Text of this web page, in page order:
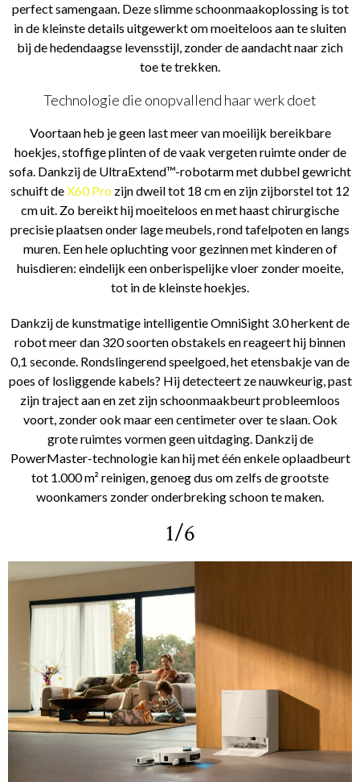
perfect samengaan. Deze slimme schoonmaakoplossing is tot
in de kleinste details uitgewerkt om moeiteloos aan te sluiten
bij de hedendaagse levensstijl, zonder de aandacht naar zich
toe te trekken.
Technologie die onopvallend haar werk doet
Voortaan heb je geen last meer van moeilijk bereikbare
hoekjes, stoffige plinten of de vaak vergeten ruimte onder de
sofa. Dankzij de UltraExtend™-robotarm met dubbel gewricht
schuift deX60 Pro zijn dweil tot 18 cm en zijn zijborstel tot 12
cm uit. Zo bereikt hij moeiteloos en met haast chirurgische
precisie plaatsen onder lage meubels, rond tafelpoten en langs
muren. Een hele opluchting voor gezinnen met kinderen of
huisdieren: eindelijk een onberispelijke vloer zonder moeite,
tot in de kleinste hoekjes.
Dankzij de kunstmatige intelligentie OmniSight 3.0 herkent de
robot meer dan 320 soorten obstakels en reageert hij binnen
0,1 seconde. Rondslingerend speelgoed, het etensbakje van de
poes of losliggende kabels? Hij detecteert ze nauwkeurig, past
zijn traject aan en zet zijn schoonmaakbeurt probleemloos
voort, zonder ook maar een centimeter over te slaan. Ook
grote ruimtes vormen geen uitdaging. Dankzij de
PowerMaster-technologie kan hij met één enkele oplaadbeurt
tot 1.000 m² reinigen, genoeg dus om zelfs de grootste
woonkamers zonder onderbreking schoon te maken.
1/6